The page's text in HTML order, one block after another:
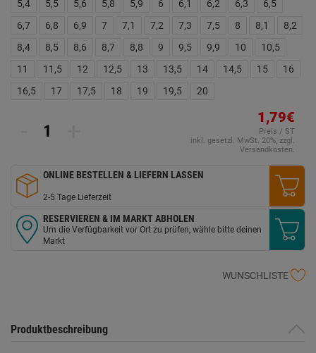
5,4
5,5 5,6 5,8 5,9 6 6,1 6,2 6,3
6,5
6,7
6,8 6,9 7 7,1 7,2 7,3 7,5 8 8,1
8,2
8,4
8,5 8,6 8,7 8,8 9 9,5 9,9 10
10,5
11
11,5 12 12,5 13 13,5 14 14,5 15
16
16,5
17 17,5 18 19 19,5 20
1,79€
Preis / ST
inkl. gesetzl. MwSt. 20%, zzgl.
Versandkosten.
ONLINE BESTELLEN & LIEFERN LASSEN
2-5 Tage Lieferzeit
RESERVIEREN & IM MARKT ABHOLEN
Um die Verfügbarkeit vor Ort zu prüfen, wähle bitte deinen
Markt
WUNSCHLISTE
Produktbeschreibung